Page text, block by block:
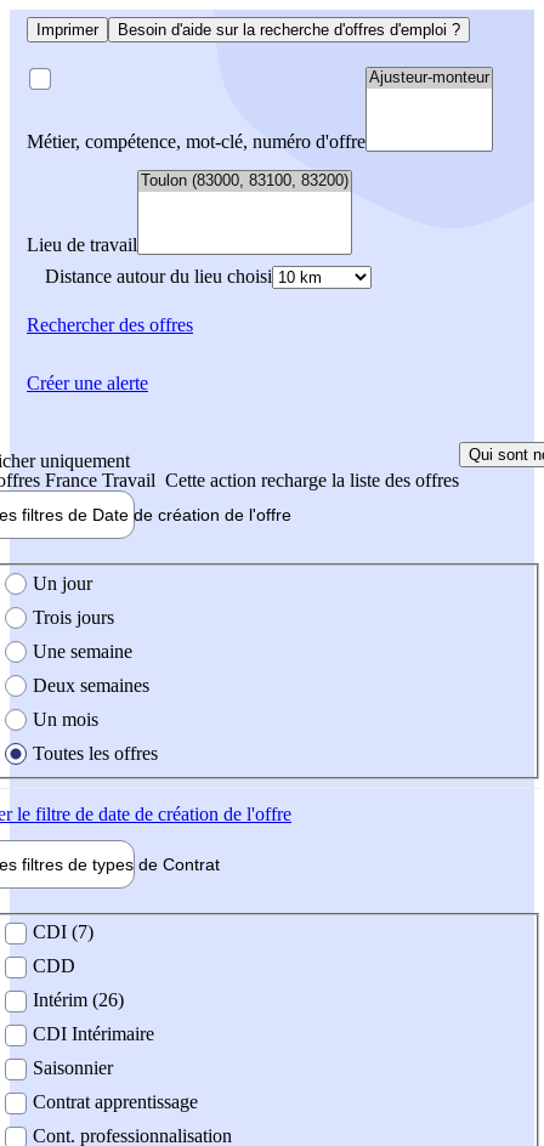
Imprimer Besoin d'aide sur la recherche d'offres d'emploi ?
Métier, compétence, mot-clé, numéro d'offre
Lieu de travail
Distance autour du lieu choisi
Rechercherdes offres
uniquement
France Travail Cette action recharge la liste des offres
Qui sont
filtres de Date de création de l'offre
création de l'offre
Un jour
Trois jours
Une semaine
Deux semaines
Un mois
Toutes les offres
le filtre de date de création de l'offre
filtres de types de Contrat
contrat
CDI (7)
CDD
Intérim (26)
CDI Intérimaire
Saisonnier
Contrat apprentissage
Cont. professionnalisation
Créer une alerte